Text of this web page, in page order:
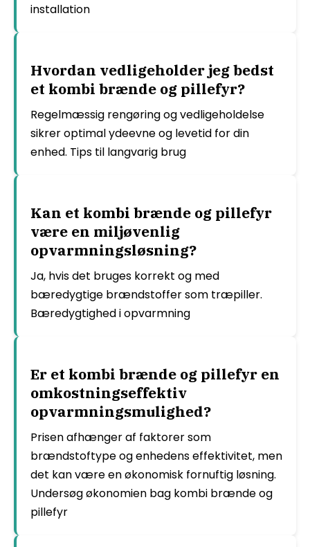
installation
Hvordan vedligeholder jeg bedst
et kombi brænde og pillefyr?
Regelmæssig rengøring og vedligeholdelse
sikrer optimal ydeevne og levetid for din
enhed. Tips til langvarig brug
Kan et kombi brænde og pillefyr
være en miljøvenlig
opvarmningsløsning?
Ja, hvis det bruges korrekt og med
bæredygtige brændstoffer som træpiller.
Bæredygtighed i opvarmning
Er et kombi brænde og pillefyr en
omkostningseffektiv
opvarmningsmulighed?
Prisen afhænger af faktorer som
brændstoftype og enhedens effektivitet, men
det kan være en økonomisk fornuftig løsning.
Undersøg økonomien bag kombi brænde og
pillefyr